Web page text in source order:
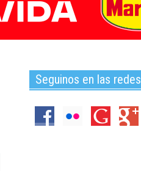
Seguinos en las redes